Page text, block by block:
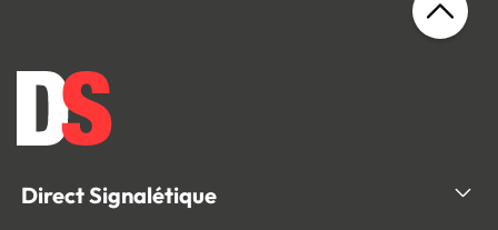
Direct Signalétique